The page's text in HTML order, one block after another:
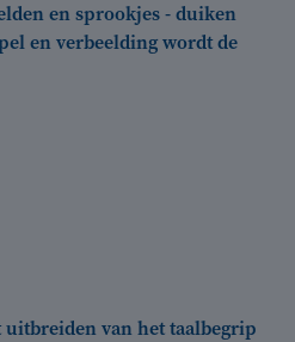
en sprookjes - duiken
en verbeelding wordt de
van het taalbegrip